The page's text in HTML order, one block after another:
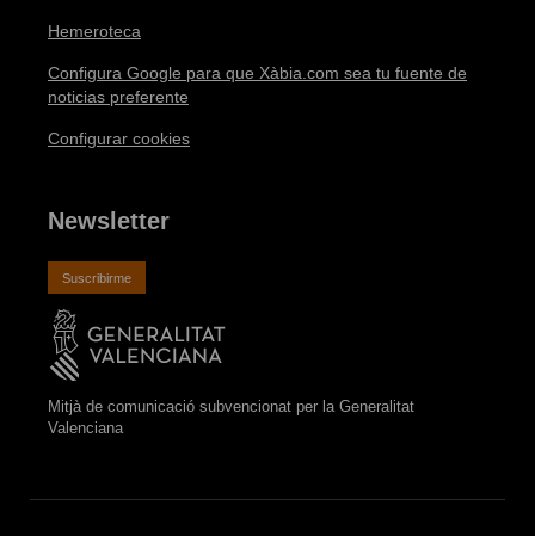
Hemeroteca
Configura Google para que Xàbia.com sea tu fuente de
noticias preferente
Configurar cookies
Newsletter
Suscribirme
Mitjà de comunicació subvencionat per la Generalitat
Valenciana